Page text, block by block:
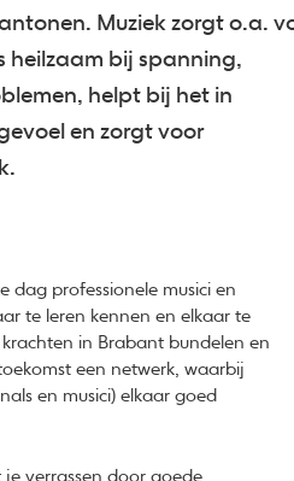
Muziek zorgt o.a.
heilzaam bij spanning,
helpt bij het in
en zorgt voor
dag professionele musici en
te leren kennen en elkaar te
in Brabant bundelen en
een netwerk, waarbij
en musici) elkaar goed
verrassen door goede